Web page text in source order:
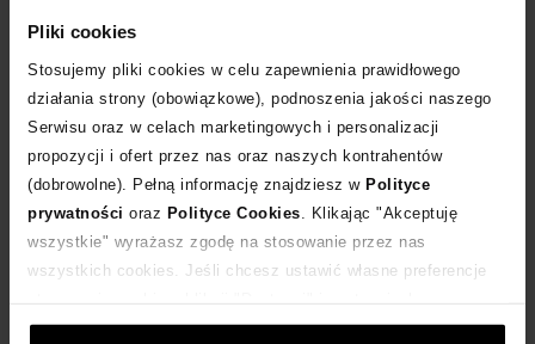
Pliki cookies
Stosujemy pliki cookies w celu zapewnienia prawidłowego
działania strony (obowiązkowe), podnoszenia jakości naszego
Serwisu oraz w celach marketingowych i personalizacji
propozycji i ofert przez nas oraz naszych kontrahentów
(dobrowolne). Pełną informację znajdziesz w Polityce
prywatności oraz Polityce Cookies . Klikając "Akceptuję
wszystkie" wyrażasz zgodę na stosowanie przez nas
wszystkich cookies. Jeśli chcesz ustawić własne preferencje
ustawienia prywatności.